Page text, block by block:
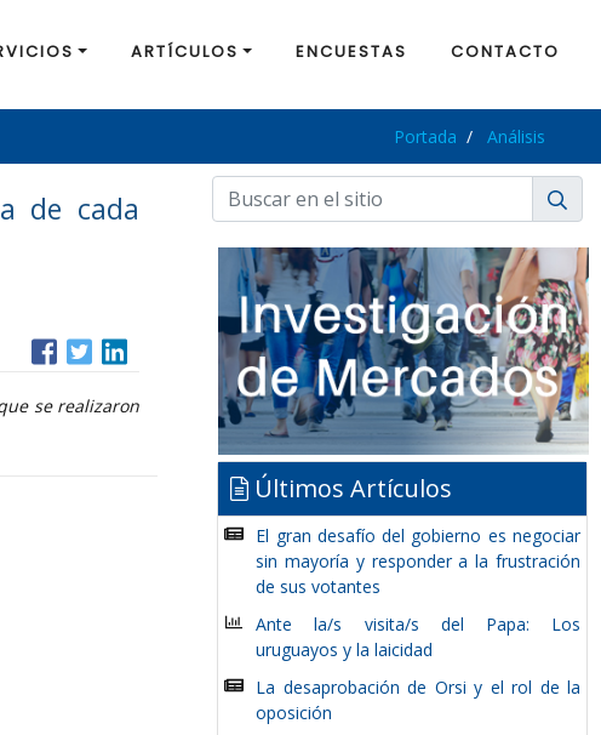
ARTÍCULOS ENCUESTAS CONTACTO
Portada Análisis
de cada
se realizaron
Últimos Artículos
El gran desafío del gobierno es negociar
sin mayoría y responder a la frustración
de sus votantes
Ante la/s visita/s del Papa: Los
uruguayos y la laicidad
La desaprobación de Orsi y el rol de la
oposición